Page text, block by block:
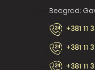
Beograd:
+381 11
+381 11
+381 11